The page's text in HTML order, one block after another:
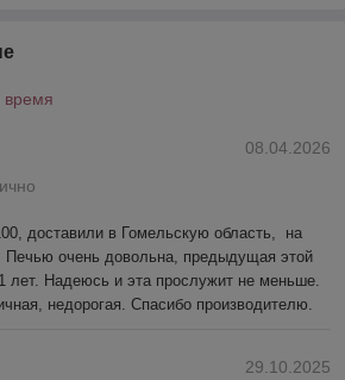
время
08.04.2026
доставили в Гомельскую область,  на
Печью очень довольна, предыдущая этой
лет. Надеюсь и эта прослужит не меньше.
недорогая. Спасибо производителю.
29.10.2025